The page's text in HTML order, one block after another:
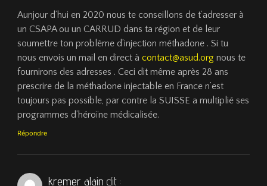
Aunjour d’hui en 2020 nous te conseillons de t’adresser à
un CSAPA ou un CARRUD dans ta région et de leur
soumettre ton problème d’injection méthadone . Si tu
nous envois un mail en direct àcontact@asud.org nous te
fournirons des adresses . Ceci dit même après 28 ans
prescrire de la méthadone injectable en France n’est
toujours pas possible, par contre la SUISSE a multiplié ses
programmes d’héroïne médicalisée.
Répondre
kremer alain dit :